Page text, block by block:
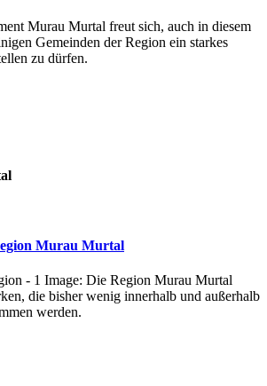
Murau Murtal freut sich, auch in diesem
Gemeinden der Region ein starkes
zu dürfen.
Murau Murtal
- 1 Image: Die Region Murau Murtal
die bisher wenig innerhalb und außerhalb
werden.